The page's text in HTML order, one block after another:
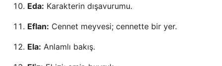
Eda: Karakterin dışavurumu.
Eflan: Cennet meyvesi; cennette bir yer.
Ela: Anlamlı bakış.